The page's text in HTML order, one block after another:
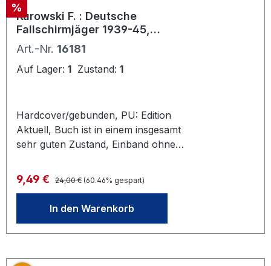
Rabatt
%
Kurowski F. : Deutsche
Fallschirmjäger 1939-45,
100erte Fotosd, 400 Seiten.
Art.-Nr. 16181
Auf Lager: 1 Zustand: 1
Hardcover/gebunden, PU: Edition
Aktuell, Buch ist in einem insgesamt
sehr guten Zustand, Einband ohne
Buchschnitte und Seiten sind sauber,
der Seitenblock ist kompakt und
blättert oder wölbt sich nirgends auf.
Sturmangriff aus der Luft (Eben
Invasion aus der Luft (Kreta) -
Verkaufspreis:
9,49 € Regulärer Preis:
24,00 € (60.46% gespart)
In den Warenkorb